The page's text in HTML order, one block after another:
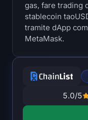
Riserve Bitcoin
Titoli di Stato di
Treasuries di
Hyperliquid
gas, fare trading
stablecoin
tramite dApp
MetaMask.
5.0/5